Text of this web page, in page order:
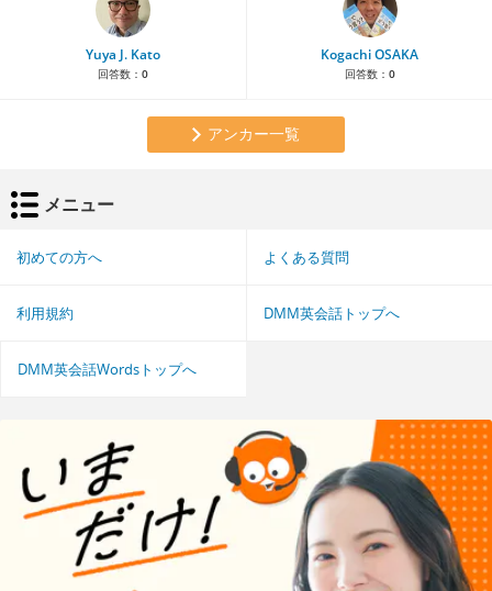
Yuya J. Kato
回答数： 0
Kogachi OSAKA
回答数： 0
アンカー一覧
メニュー
初めての方へ よくある質問
利用規約 DMM英会話トップへ
DMM英会話Wordsトップへ